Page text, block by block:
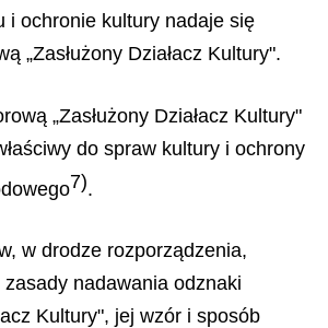
i ochronie kultury nadaje się
„Zasłużony Działacz Kultury".
„Zasłużony Działacz Kultury"
do spraw kultury i ochrony
7).
w drodze rozporządzenia,
nadawania odznaki
Kultury", jej wzór i sposób